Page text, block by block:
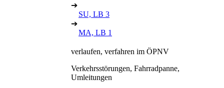
➔
SU, LB 3
➔
MA, LB 1
verlaufen, verfahren im ÖPNV
Verkehrsstörungen, Fahrradpanne,
Umleitungen